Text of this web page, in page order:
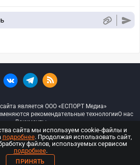
является ООО «ЕСПОРТ Медиа»
рекомендательные технологииО нас
Документы
— Все права защищены
18+
сайта мы используем cookie-файлы и
подробнее. Продолжая использовать сайт,
файлов, используемых сервисом
подробнее.
ПРИНЯТЬ